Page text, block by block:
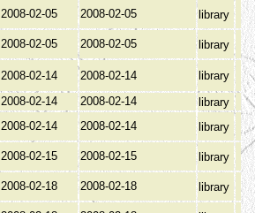
2008-02-05 2008-02-05 library
2008-02-05 2008-02-05 library
2008-02-14 2008-02-14
library
2008-02-14 2008-02-14
library
2008-02-14 2008-02-14 library
2008-02-15 2008-02-15 library
2008-02-18 2008-02-18 library